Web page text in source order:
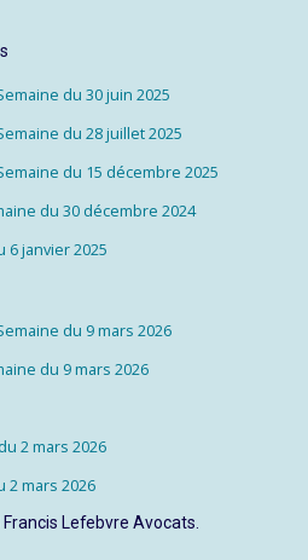
du 30 juin 2025
du 28 juillet 2025
du 15 décembre 2025
du 30 décembre 2024
janvier 2025
du 9 mars 2026
du 9 mars 2026
2 mars 2026
2 mars 2026
Lefebvre Avocats.